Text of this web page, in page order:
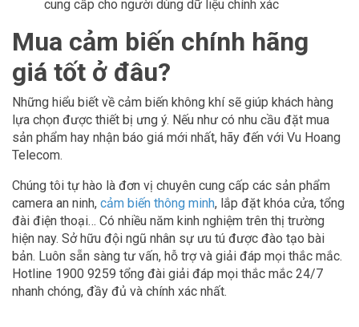
cung cấp cho người dùng dữ liệu chính xác
Mua cảm biến chính hãng
giá tốt ở đâu?
Những hiểu biết về cảm biến không khí sẽ giúp khách hàng
lựa chọn được thiết bị ưng ý. Nếu như có nhu cầu đặt mua
sản phẩm hay nhận báo giá mới nhất, hãy đến với Vu Hoang
Telecom.
Chúng tôi tự hào là đơn vị chuyên cung cấp các sản phẩm
camera an ninh, cảm biến thông minh, lắp đặt khóa cửa, tổng
đài điện thoại… Có nhiều năm kinh nghiệm trên thị trường
hiện nay. Sở hữu đội ngũ nhân sự ưu tú được đào tạo bài
bản. Luôn sẵn sàng tư vấn, hỗ trợ và giải đáp mọi thắc mắc.
Hotline 1900 9259 tổng đài giải đáp mọi thắc mắc 24/7
nhanh chóng, đầy đủ và chính xác nhất.